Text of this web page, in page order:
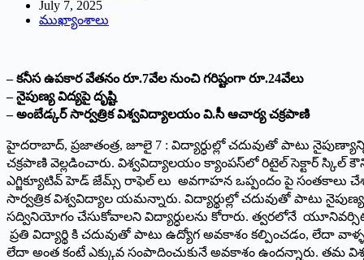
July 7, 2025
ముఖ్యాంశాలు
– క‌నీస ఉప‌కార వేత‌నం రూ.7వేల‌ నుంచి గ‌రిష్టంగా రూ.24వేలు
– నైపుణ్య విద్య‌పై దృష్టి
– అంబేడ్కర్‌ సార్వత్రిక విశ్వవిద్యాలయం వి.సీ ఆచార్య చక్రపాణి
హైదరాబాద్, ప్ర‌జాతంత్ర‌, జూలై 7 : విద్యార్ధుల్లో చదువుతో పాటు
చక్రపాణి వెల్లడించారు. విశ్వవిద్యాలయం క్యాంపస్‌లో రిటైల్ సెక్టార్
ఎగ్జిక్యూటివ్ హెడ్ జేమ్స్ రాఫెల్ లు అవగాహన ఒప్పందం పై సంతకాలు
సార్వత్రిక విశ్వవిద్యాల యమన్నారు. విద్యార్థుల్లో చదువుతో పాటు
సద్వినియోగం చేసుకోవాలని విద్యార్ధులను కోరారు. త్వరలోనే
ప్రతి విద్యార్థి కి చదువుతో పాటు ఉద్యోగ అవకాశం కల్పించడం, లేదా
లేదా అంత కంటే ఎక్కువ సంపాదించుకునే అవకాశం ఉందన్నారు. తమ